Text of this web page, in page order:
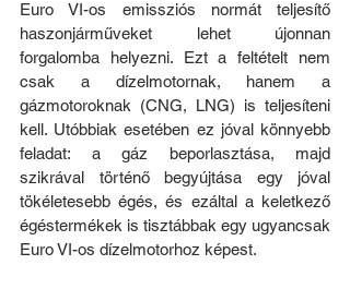
Euro VI-os emissziós normát teljesítő
haszonjárműveket lehet újonnan
forgalomba helyezni. Ezt a feltételt nem
csak a dízelmotornak, hanem a
gázmotoroknak (CNG, LNG) is teljesíteni
kell. Utóbbiak esetében ez jóval könnyebb
feladat: a gáz beporlasztása, majd
szikrával történő begyújtása egy jóval
tökéletesebb égés, és ezáltal a keletkező
égéstermékek is tisztábbak egy ugyancsak
Euro VI-os dízelmotorhoz képest.